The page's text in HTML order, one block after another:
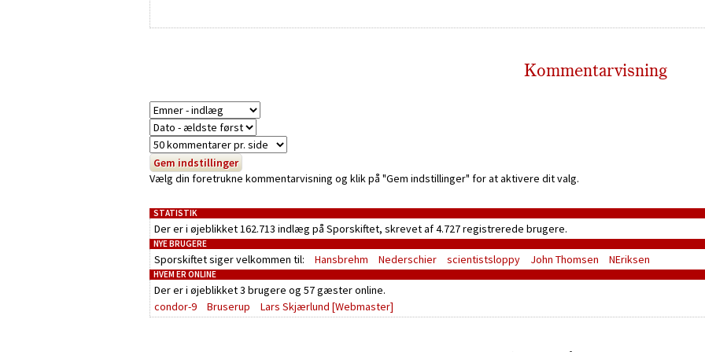
Kommentarvisning
Vælg din foretrukne kommentarvisning og klik på "Gem indstillinger" for at aktivere dit valg.
STATISTIK
Der er i øjeblikket 162.713 indlæg på Sporskiftet, skrevet af 4.727 registrerede brugere.
NYE BRUGERE
Sporskiftet siger velkommen til: Hansbrehm Nederschier scientistsloppy John Thomsen NEriksen
HVEM ER ONLINE
Der er i øjeblikket3 brugere og 57 gæsteronline.
condor-9
Bruserup Lars Skjærlund [Webmaster]